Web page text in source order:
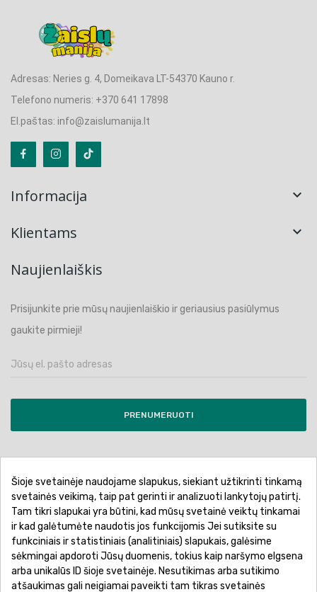
Adresas: Neries g. 4, Domeikava LT-54370 Kauno r.
Telefono numeris: +370 641 17898
El.paštas: info@zaislumanija.lt
Informacija 
Klientams 
Naujienlaiškis
Prisijunkite prie mūsų naujienlaiškio ir geriausius pasiūlymus
gaukite pirmieji!
PRENUMERUOTI
Pirkimo sąlygos ir taisyklės
Privatumo politika
Garantinis aptarnavimas
Prekių pristatymas
Prekių grąžinimas
Atsiskaitymo būdai
Šioje svetainėje naudojame slapukus, siekiant užtikrinti tinkamą
svetainės veikimą, taip pat gerinti ir analizuoti lankytojų patirtį.
Tam tikri slapukai yra būtini, kad mūsų svetainė veiktų tinkamai
ir kad galėtumėte naudotis jos funkcijomis Jei sutiksite su
funkciniais ir statistiniais (analitiniais) slapukais, galėsime
sėkmingai apdoroti Jūsų duomenis, tokius kaip naršymo elgsena
arba unikalūs ID šioje svetainėje. Nesutikimas arba sutikimo
atšaukimas gali neigiamai paveikti tam tikras svetainės